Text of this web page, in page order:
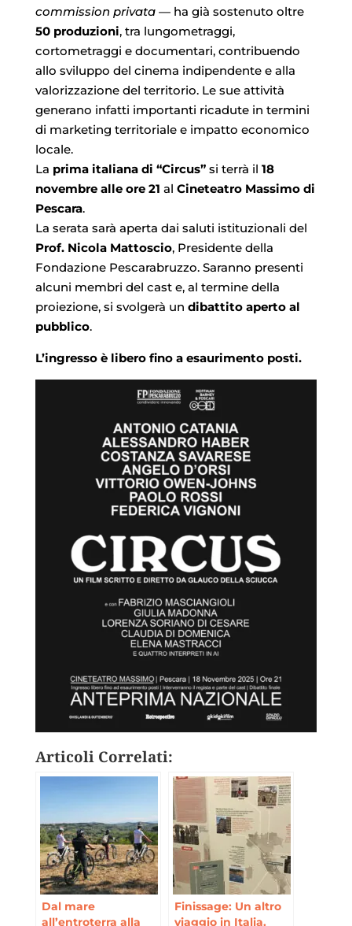
commission privata— ha già sostenuto oltre
50 produzioni, tra lungometraggi,
cortometraggi e documentari, contribuendo
allo sviluppo del cinema indipendente e alla
valorizzazione del territorio. Le sue attività
generano infatti importanti ricadute in termini
di marketing territoriale e impatto economico
locale.
La prima italiana di “Circus”si terrà il 18
novembre alle ore 21 al Cineteatro Massimo di
Pescara.
La serata sarà aperta dai saluti istituzionali del
Prof. Nicola Mattoscio, Presidente della
Fondazione Pescarabruzzo. Saranno presenti
alcuni membri del cast e, al termine della
proiezione, si svolgerà un dibattito aperto al
pubblico.
L’ingresso è libero fino a esaurimento posti.
Articoli Correlati:
Dal mare
all’entroterra alla
Finissage: Un altro
viaggio in Italia.